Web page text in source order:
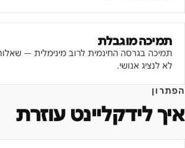
תמיכה מוגבלת
תמיכה בגרסה החינמית לרוב מינימלית —
לא לנציג אנושי.
הפתרון
איך לידקליינט עוזרת